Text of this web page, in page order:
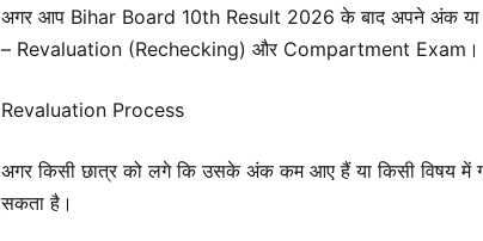
अगर आप Bihar Board 10th Result 2026 के बाद अपने अंक या
– Revaluation (Rechecking) और Compartment Exam।
Revaluation Process
अगर किसी छात्र को लगे कि उसके अंक कम आए हैं या किसी विषय
सकता है।